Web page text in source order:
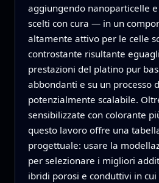
aggiungendo nanoparticelle
scelti con cura — in un
altamente attivo per le celle
controstante risultante
prestazioni del platino pur
abbondanti e su un processo
potenzialmente scalabile.
sensibilizzate con colorante
questo lavoro offre una
progettuale: usare la
per selezionare i migliori
ibridi porosi e conduttivi in